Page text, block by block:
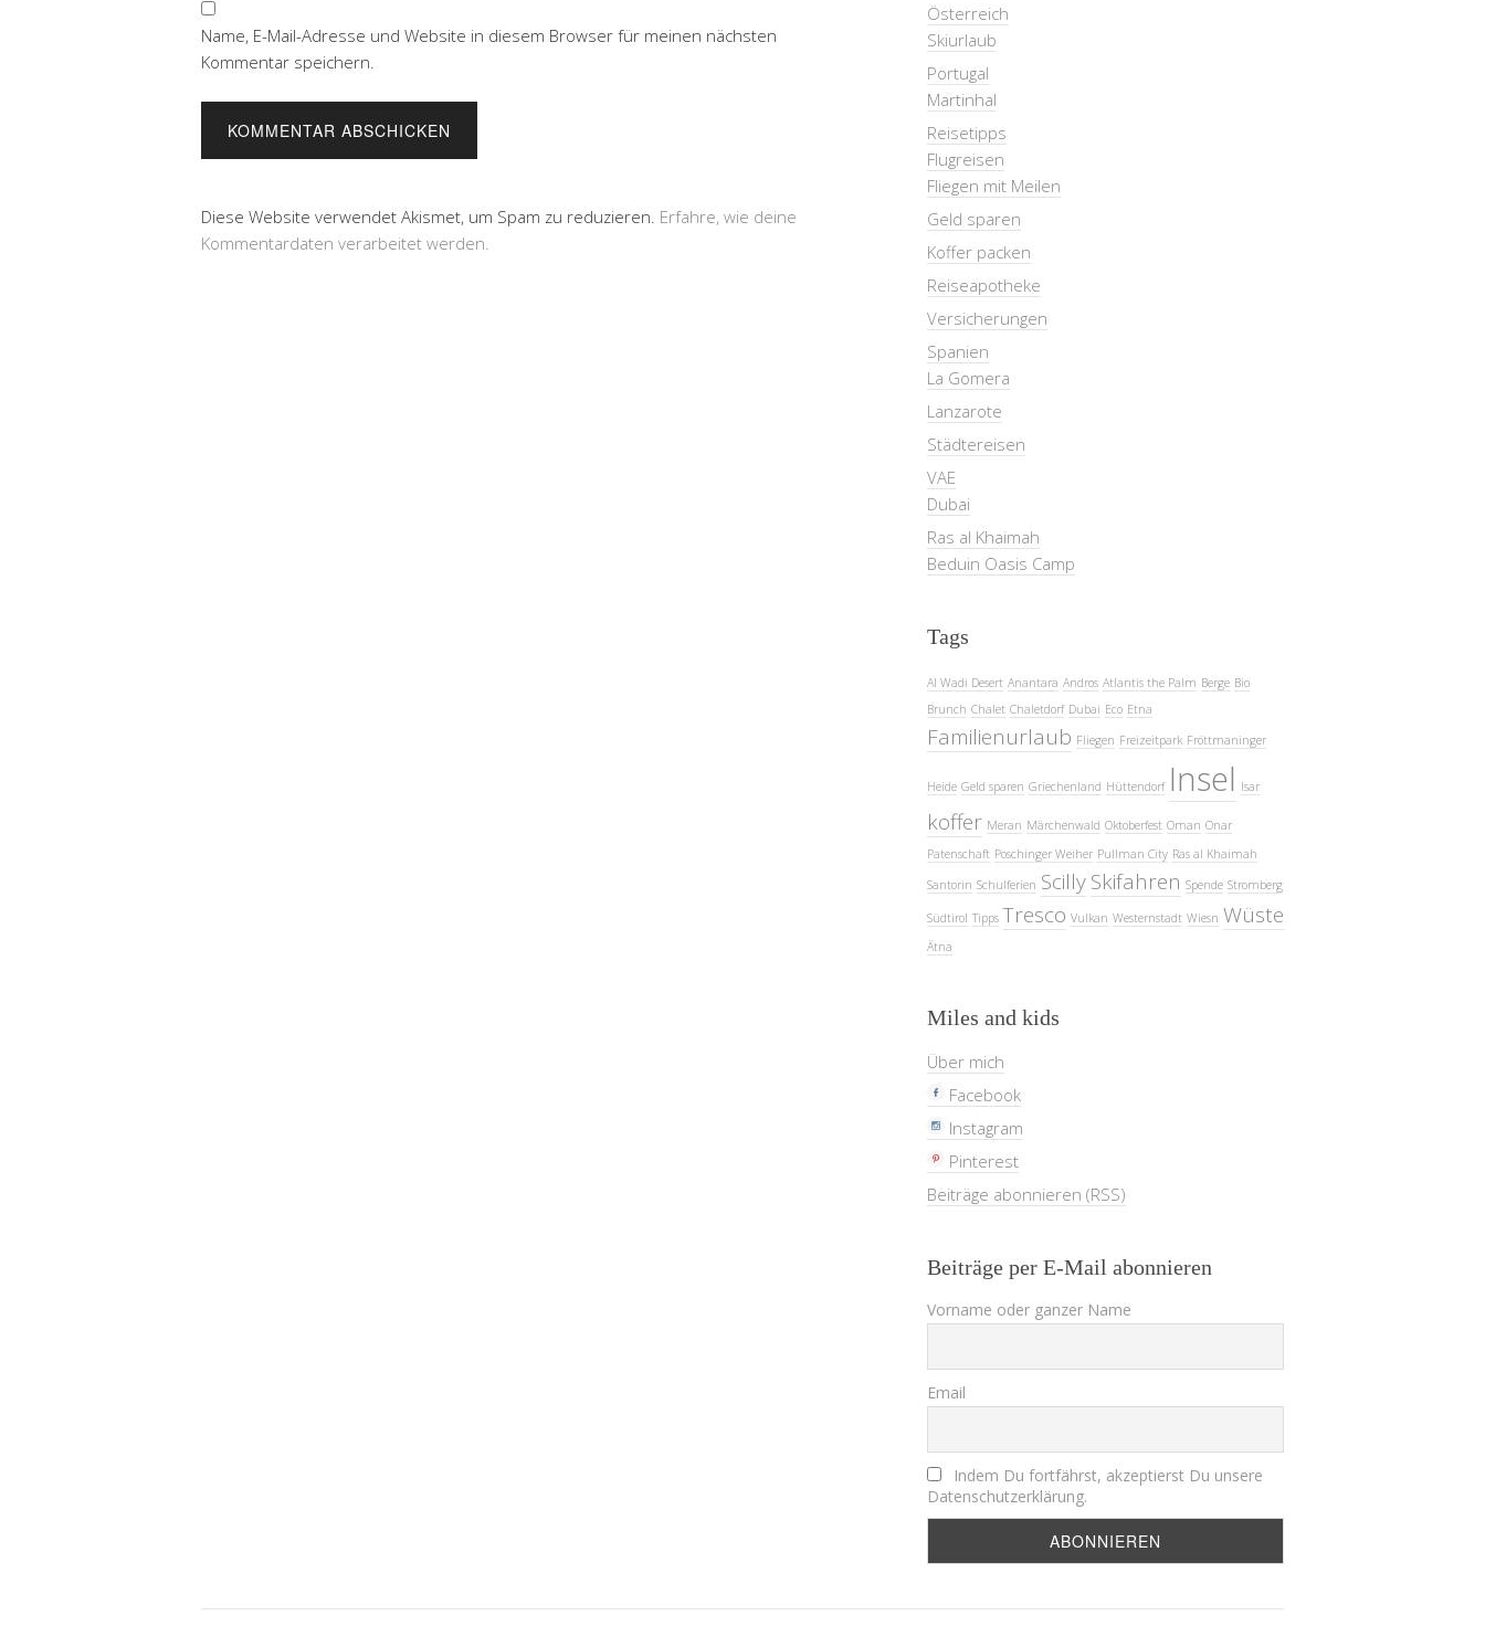
Name, E-Mail-Adresse und Website in diesem Browser für meinen nächsten
Kommentar speichern.
Diese Website verwendet Akismet, um Spam zu reduzieren. Erfahre, wie deine
Kommentardaten verarbeitet werden.
Österreich
Skiurlaub
Portugal
Martinhal
Reisetipps
Flugreisen
Fliegen mit Meilen
Geld sparen
Koffer packen
Reiseapotheke
Versicherungen
Spanien
La Gomera
Lanzarote
Städtereisen
VAE
Dubai
Ras al Khaimah
Beduin Oasis Camp
Tags
Al Wadi Desert Anantara Andros Atlantis the Palm Berge Bio
Brunch Chalet Chaletdorf Dubai Eco Etna
Familienurlaub Fliegen Freizeitpark Fröttmaninger
Heide Geld sparen Griechenland Hüttendorf Insel Isar
koffer Meran Märchenwald Oktoberfest Oman Onar
Patenschaft Poschinger Weiher Pullman City Ras al Khaimah
Santorin Schulferien Scilly Skifahren Spende Stromberg
Südtirol Tipps Tresco Vulkan Westernstadt Wiesn Wüste
Ätna
Miles and kids
Über mich
Facebook
Instagram
Pinterest
Beiträge abonnieren (RSS)
Beiträge per E-Mail abonnieren
Vorname oder ganzer Name
Email
Indem Du fortfährst, akzeptierst Du unsere
Datenschutzerklärung.